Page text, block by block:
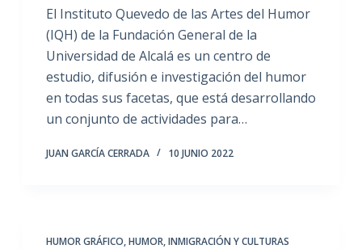
El Instituto Quevedo de las Artes del Humor
(IQH) de la Fundación General de la
Universidad de Alcalá es un centro de
estudio, difusión e investigación del humor
en todas sus facetas, que está desarrollando
un conjunto de actividades para…
JUAN GARCÍA CERRADA 10 JUNIO 2022
HUMOR GRÁFICO,HUMOR, INMIGRACIÓN Y CULTURAS